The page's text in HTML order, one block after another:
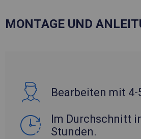
MONTAGE UND
Bearbeiten mit 4-
Im Durchschnitt
Stunden.